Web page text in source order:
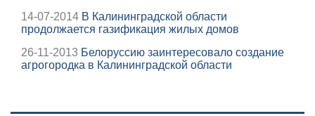
14-07-2014 В Калининградской области
продолжается газификация жилых домов
26-11-2013 Белоруссию заинтересовало создание
агрогородка в Калининградской области